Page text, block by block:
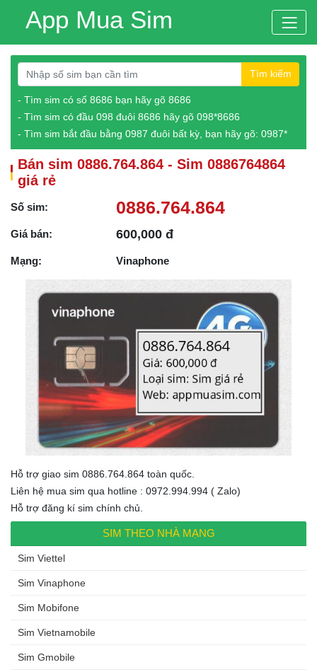
App Mua Sim
Tìm kiếm
- Tìm sim có số 8686 bạn hãy gõ 8686
- Tìm sim có đầu 098 đuôi 8686 hãy gõ 098*8686
- Tìm sim bắt đầu bằng 0987 đuôi bất kỳ, bạn hãy gõ: 0987*
Bán sim 0886.764.864 - Sim 0886764864
giá rẻ
Số sim: 0886.764.864
Giá bán: 600,000 đ
Mạng: Vinaphone
Hỗ trợ giao sim 0886.764.864 toàn quốc.
Liên hệ mua sim qua hotline : 0972.994.994 ( Zalo)
Hỗ trợ đăng kí sim chính chủ.
SIM THEO NHÀ MẠNG
Sim Viettel
Sim Vinaphone
Sim Mobifone
Sim Vietnamobile
Sim Gmobile